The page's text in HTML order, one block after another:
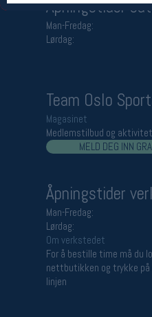
Åpningstider
Man-Fredag:
Lørdag:
Team Oslo
Magasinet
Medlemstilbud og
MELD DEG INN
Åpningstider
Man-Fredag:
Lørdag:
Om verkstedet
For å bestille time må du
nettbutikken og trykke på
linjen